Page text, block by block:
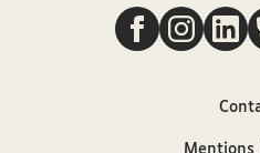
Carte de visite de Madame
Arconati-Visconti
Nous suivre
Mentions